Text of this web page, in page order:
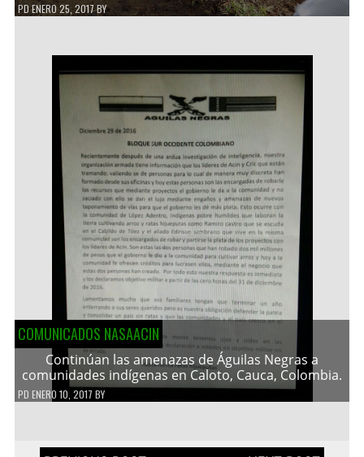
PDENERO 25, 2017BY
COMUNICADOS NASAACIN
Continúan las amenazas de Águilas Negras a
comunidades indígenas en Caloto, Cauca, Colombia.
PD ENERO 10, 2017 BY